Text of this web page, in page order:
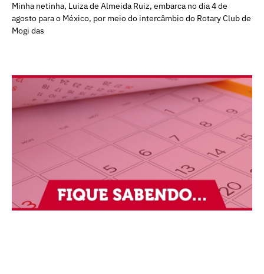
Minha netinha, Luiza de Almeida Ruiz, embarca no dia 4 de
agosto para o México, por meio do intercâmbio do Rotary Club de
Mogi das